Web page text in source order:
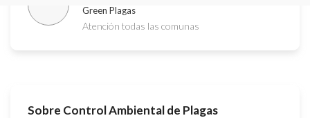
Green Plagas
Atención todas las comunas
Sobre Control Ambiental de Plagas